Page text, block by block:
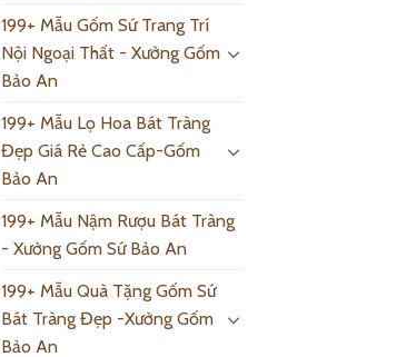
199+ Mẫu Gốm Sứ Trang Trí
Nội Ngoại Thất - Xưởng Gốm
Bảo An
199+ Mẫu Lọ Hoa Bát Tràng
Đẹp Giá Rẻ Cao Cấp-Gốm
Bảo An
199+ Mẫu Nậm Rượu Bát Tràng
- Xưởng Gốm Sứ Bảo An
199+ Mẫu Quà Tặng Gốm Sứ
Bát Tràng Đẹp -Xưởng Gốm
Bảo An